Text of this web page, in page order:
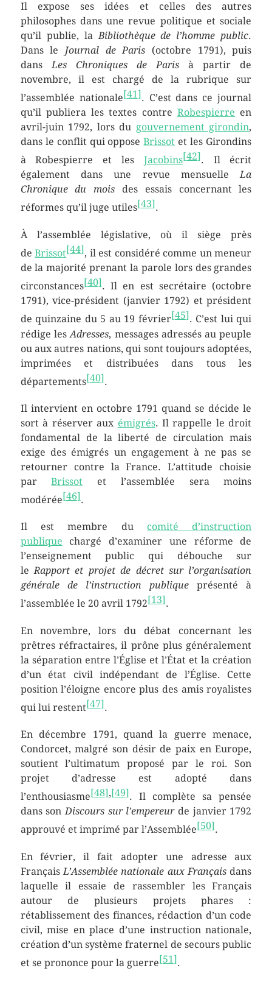
Il expose ses idées et celles des autres
philosophes dans une revue politique et sociale
qu’il publie, la Bibliothèque de l’homme public.
Dans le Journal de Paris (octobre 1791), puis
dans Les Chroniques de Paris à partir de
novembre, il est chargé de la rubrique sur
l’assemblée nationale[41]. C’est dans ce journal
qu’il publiera les textes contreRobespierre en
avril-juin 1792, lors du gouvernement girondin,
dans le conflit qui opposeBrissot et les Girondins
à Robespierre et les Jacobins[42]. Il écrit
également dans une revue mensuelleLa
Chronique du mois des essais concernant les
réformes qu’il juge utiles[43].
À l’assemblée législative, où il siège près
deBrissot[44], il est considéré comme un meneur
de la majorité prenant la parole lors des grandes
circonstances[40]. Il en est secrétaire (octobre
1791), vice-président (janvier 1792) et président
de quinzaine du 5 au 19 février[45] . C’est lui qui
rédige lesAdresses, messages adressés au peuple
ou aux autres nations, qui sont toujours adoptées,
imprimées et distribuées dans tous les
départements[40].
Il intervient en octobre 1791 quand se décide le
sort à réserver aux émigrés. Il rappelle le droit
fondamental de la liberté de circulation mais
exige des émigrés un engagement à ne pas se
retourner contre la France. L’attitude choisie
parBrissot et l’assemblée sera moins
modérée[46].
Il est membre du comité d’instruction
publique chargé d’examiner une réforme de
l’enseignement public qui débouche sur
leRapport et projet de décret sur l’organisation
générale de l’instruction publique présenté à
l’assemblée le 20 avril 1792[13].
En novembre, lors du débat concernant les
prêtres réfractaires, il prône plus généralement
la séparation entre l’Église et l’État et la création
d’un état civil indépendant de l’Église. Cette
position l’éloigne encore plus des amis royalistes
qui lui restent[47].
En décembre 1791, quand la guerre menace,
Condorcet, malgré son désir de paix en Europe,
soutient l’ultimatum proposé par le roi. Son
projet d’adresse est adopté dans
l’enthousiasme[48],[49]. Il complète sa pensée
dans sonDiscours sur l’empereurde janvier 1792
approuvé et imprimé par l’Assemblée[50].
En février, il fait adopter une adresse aux
Français L’Assemblée nationale aux Français dans
laquelle il essaie de rassembler les Français
autour de plusieurs projets phares :
rétablissement des finances, rédaction d’un code
civil, mise en place d’une instruction nationale,
création d’un système fraternel de secours public
et se prononce pour la guerre[51].